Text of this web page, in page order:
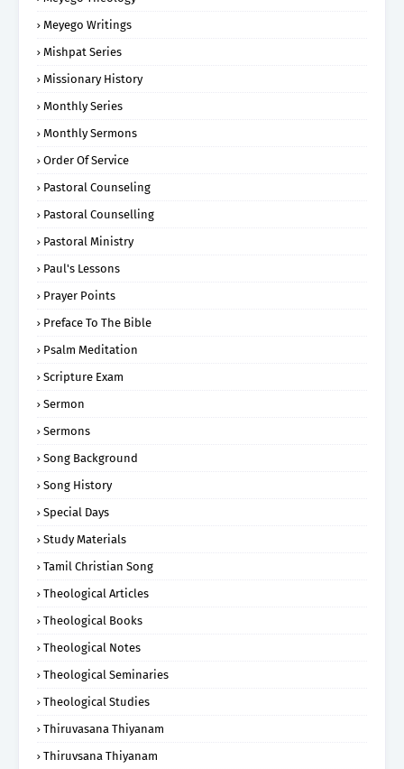
Meyego Writings
Mishpat Series
Missionary History
Monthly Series
Monthly Sermons
Order Of Service
Pastoral Counseling
Pastoral Counselling
Pastoral Ministry
Paul's Lessons
Prayer Points
Preface To The Bible
Psalm Meditation
Scripture Exam
Sermon
Sermons
Song Background
Song History
Special Days
Study Materials
Tamil Christian Song
Theological Articles
Theological Books
Theological Notes
Theological Seminaries
Theological Studies
Thiruvasana Thiyanam
Thiruvsana Thiyanam